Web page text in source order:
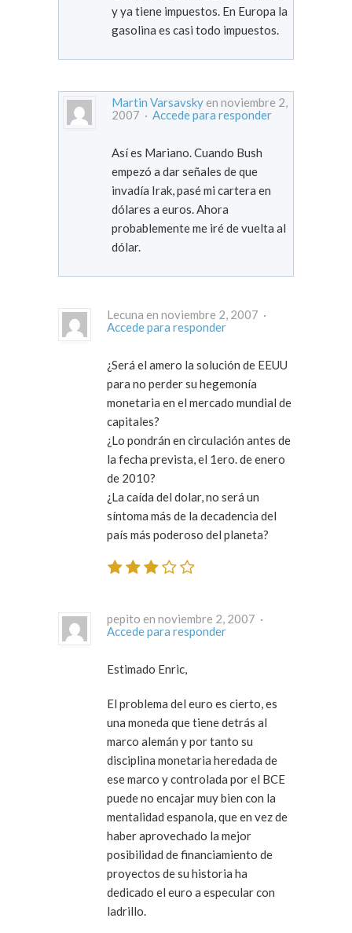
y ya tiene impuestos. En Europa la
gasolina es casi todo impuestos.
Martin Varsavsky en noviembre 2,
2007 · Accede para responder
Así es Mariano. Cuando Bush
empezó a dar señales de que
invadía Irak, pasé mi cartera en
dólares a euros. Ahora
probablemente me iré de vuelta al
dólar.
Lecuna en noviembre 2, 2007 ·
Accede para responder
¿Será el amero la solución de EEUU
para no perder su hegemonía
monetaria en el mercado mundial de
capitales?
¿Lo pondrán en circulación antes de
la fecha prevista, el 1ero. de enero
de 2010?
¿La caída del dolar, no será un
síntoma más de la decadencia del
país más poderoso del planeta?
pepito en noviembre 2, 2007 ·
Accede para responder
Estimado Enric,
El problema del euro es cierto, es
una moneda que tiene detrás al
marco alemán y por tanto su
disciplina monetaria heredada de
ese marco y controlada por el BCE
puede no encajar muy bien con la
mentalidad espanola, que en vez de
haber aprovechado la mejor
posibilidad de financiamiento de
proyectos de su historia ha
dedicado el euro a especular con
ladrillo.